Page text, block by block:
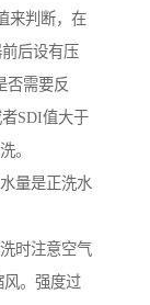
来判断，在
后设有压
否需要反
SDI值大于
。
量是正洗水
时注意空气
。强度过